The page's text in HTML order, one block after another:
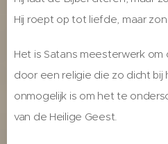
Hij roept op tot liefde, maar
Het is Satans meesterwerk
door een religie die zo dicht
onmogelijk is om het te
van de Heilige Geest.